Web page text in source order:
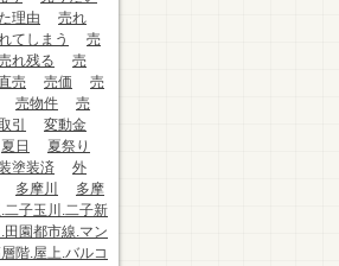
理由
売れ
てしまう
売
れ残る
売
売 売価
売
売物件
売
引
変動金
夏日
夏祭り
塗装済
外
多摩川
多摩
二子玉川.二子新
園都市線.マン
階.屋上.バルコ